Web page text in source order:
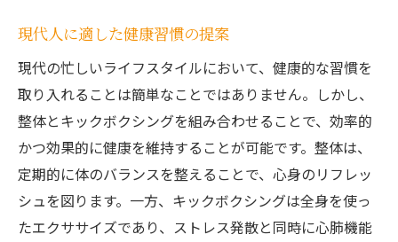
現代人に適した健康習慣の提案
現代の忙しいライフスタイルにおいて、健康的な習慣を
取り入れることは簡単なことではありません。しかし、
整体とキックボクシングを組み合わせることで、効率的
かつ効果的に健康を維持することが可能です。整体は、
定期的に体のバランスを整えることで、心身のリフレッ
シュを図ります。一方、キックボクシングは全身を使っ
たエクササイズであり、ストレス発散と同時に心肺機能